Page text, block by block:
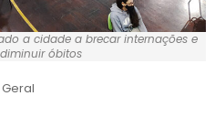
a cidade a brecar internações e
óbitos
Geral